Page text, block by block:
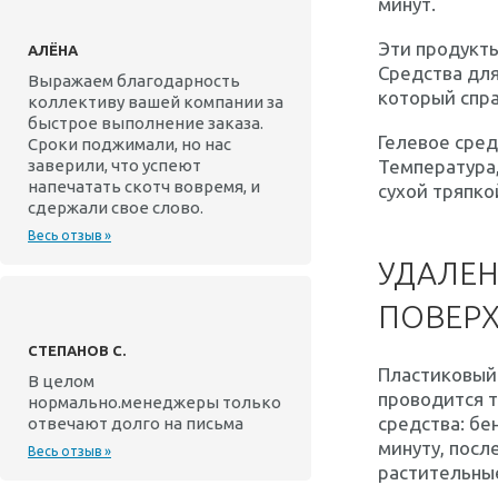
АЛЁНА
Выражаем благодарность
коллективу вашей компании за
быстрое выполнение заказа.
Сроки поджимали, но нас
заверили, что успеют
напечатать скотч вовремя, и
сдержали свое слово.
Весь отзыв »
СТЕПАНОВ С.
В целом
нормально.менеджеры только
отвечают долго на письма
Весь отзыв »
Эти
Средства
который
Гелевое
сухой
проводится
средства:
минуту,